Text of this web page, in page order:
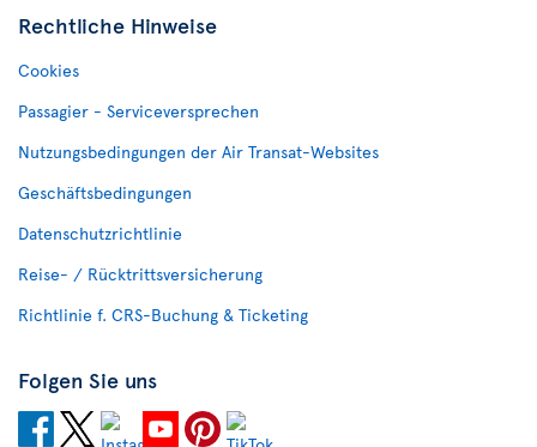
Rechtliche Hinweise
Cookies
Passagier - Serviceversprechen
Nutzungsbedingungen der Air Transat-Websites
Geschäftsbedingungen
Datenschutzrichtlinie
Reise- / Rücktrittsversicherung
Richtlinie f. CRS-Buchung & Ticketing
Folgen Sie uns